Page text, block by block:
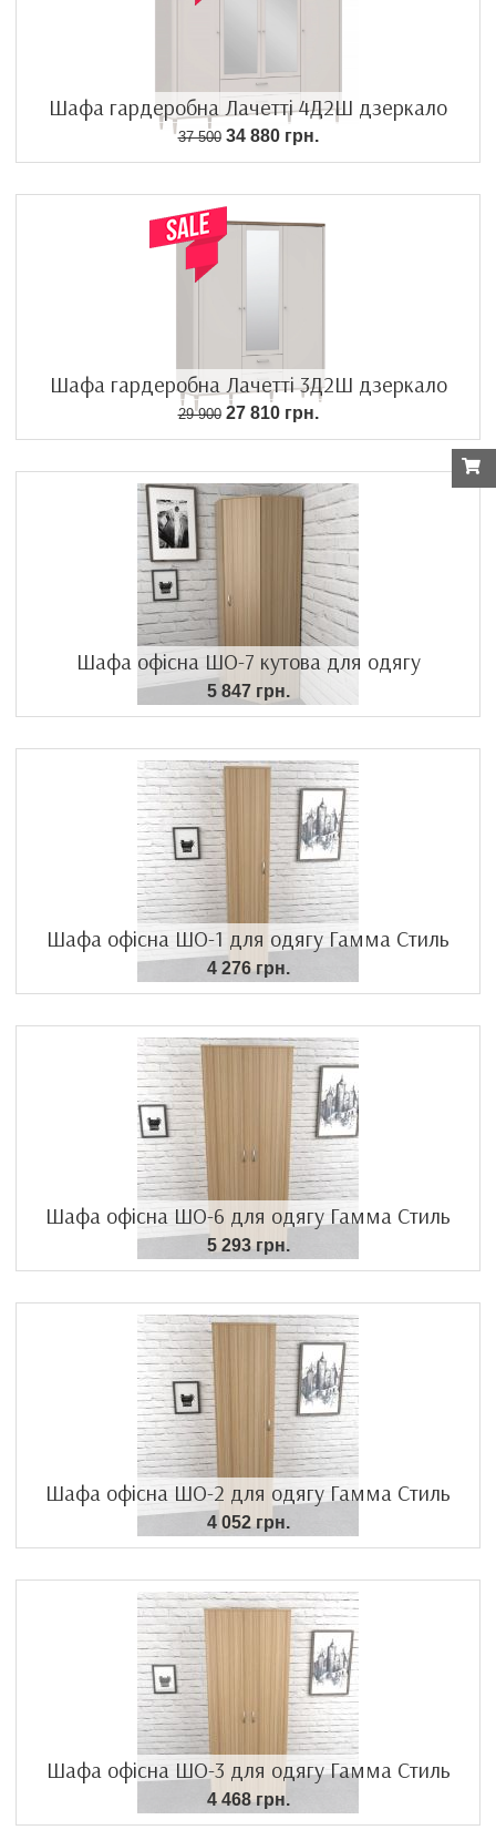
Шафа гардеробна Лачетті 4Д2Ш дзеркало
37 50034 880 грн.
Шафа гардеробна Лачетті 3Д2Ш дзеркало
29 90027 810 грн.
Шафа офісна ШО-7 кутова для одягу
5 847 грн.
Шафа офісна ШО-1 для одягу Гамма Стиль
4 276 грн.
Шафа офісна ШО-6 для одягу Гамма Стиль
5 293 грн.
Шафа офісна ШО-2 для одягу Гамма Стиль
4 052 грн.
Шафа офісна ШО-3 для одягу Гамма Стиль
4 468 грн.